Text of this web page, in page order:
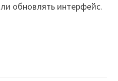
обновлять интерфейс.